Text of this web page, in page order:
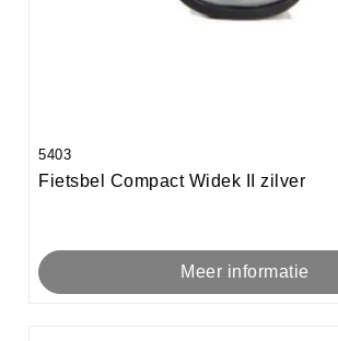
5403
Fietsbel Compact Widek II zilver
Meer informatie